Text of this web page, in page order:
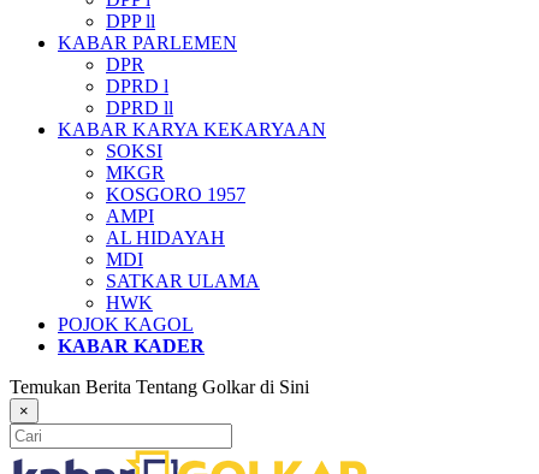
DPP ll
KABAR PARLEMEN
DPR
DPRD l
DPRD ll
KABAR KARYA KEKARYAAN
SOKSI
MKGR
KOSGORO 1957
AMPI
AL HIDAYAH
MDI
SATKAR ULAMA
HWK
POJOK KAGOL
KABAR KADER
Temukan Berita Tentang Golkar di Sini
×